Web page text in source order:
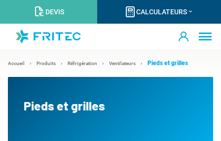
DEVIS CALCULATEURS
Accueil Produits Réfrigération Ventilateurs Pieds et grilles
Pieds et grilles